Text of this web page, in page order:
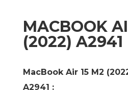
MACBOOK
(2022) A2941
MacBook Air 15 M2
A2941 :